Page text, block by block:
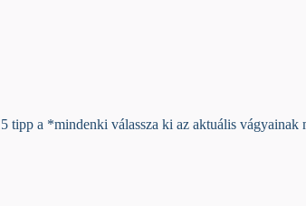
a *mindenki válassza ki az aktuális